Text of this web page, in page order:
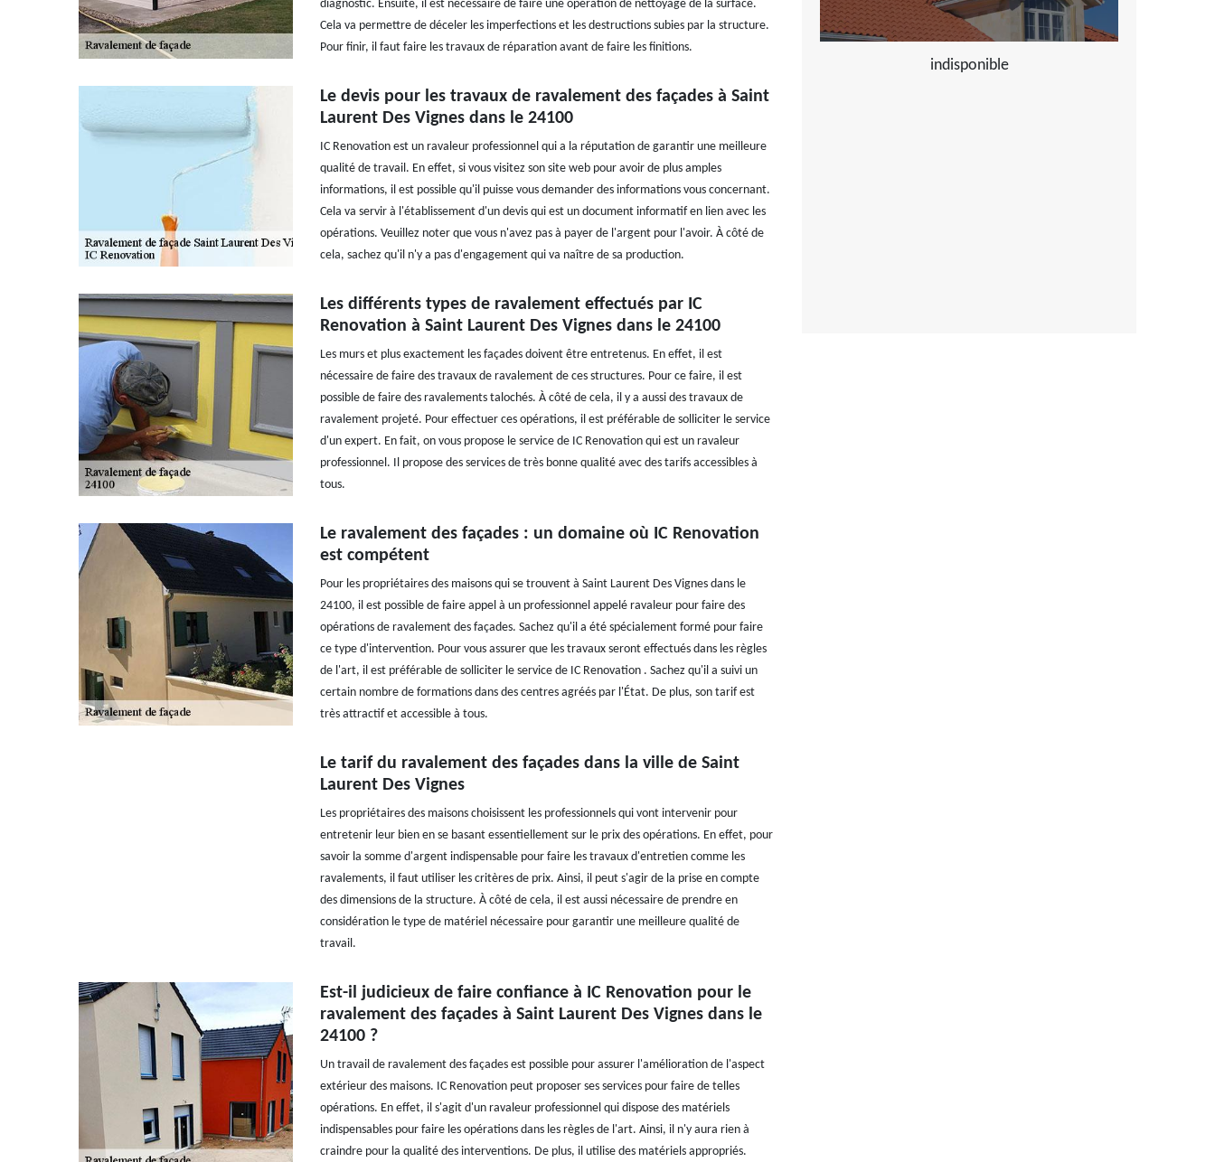
diagnostic. Ensuite, il est nécessaire de faire une opération de nettoyage de la surface.
Cela va permettre de déceler les imperfections et les destructions subies par la structure.
Pour finir, il faut faire les travaux de réparation avant de faire les finitions.
Le devis pour les travaux de ravalement des façades à Saint
Laurent Des Vignes dans le 24100
IC Renovation est un ravaleur professionnel qui a la réputation de garantir une meilleure
qualité de travail. En effet, si vous visitez son site web pour avoir de plus amples
informations, il est possible qu'il puisse vous demander des informations vous concernant.
Cela va servir à l'établissement d'un devis qui est un document informatif en lien avec les
opérations. Veuillez noter que vous n'avez pas à payer de l'argent pour l'avoir. À côté de
cela, sachez qu'il n'y a pas d'engagement qui va naître de sa production.
Les différents types de ravalement effectués par IC
Renovation à Saint Laurent Des Vignes dans le 24100
Les murs et plus exactement les façades doivent être entretenus. En effet, il est
nécessaire de faire des travaux de ravalement de ces structures. Pour ce faire, il est
possible de faire des ravalements talochés. À côté de cela, il y a aussi des travaux de
ravalement projeté. Pour effectuer ces opérations, il est préférable de solliciter le service
d'un expert. En fait, on vous propose le service de IC Renovation qui est un ravaleur
professionnel. Il propose des services de très bonne qualité avec des tarifs accessibles à
tous.
Le ravalement des façades : un domaine où IC Renovation
est compétent
Pour les propriétaires des maisons qui se trouvent à Saint Laurent Des Vignes dans le
24100, il est possible de faire appel à un professionnel appelé ravaleur pour faire des
opérations de ravalement des façades. Sachez qu'il a été spécialement formé pour faire
ce type d'intervention. Pour vous assurer que les travaux seront effectués dans les règles
de l'art, il est préférable de solliciter le service de IC Renovation . Sachez qu'il a suivi un
certain nombre de formations dans des centres agréés par l'État. De plus, son tarif est
très attractif et accessible à tous.
Le tarif du ravalement des façades dans la ville de Saint
Laurent Des Vignes
Les propriétaires des maisons choisissent les professionnels qui vont intervenir pour
entretenir leur bien en se basant essentiellement sur le prix des opérations. En effet, pour
savoir la somme d'argent indispensable pour faire les travaux d'entretien comme les
ravalements, il faut utiliser les critères de prix. Ainsi, il peut s'agir de la prise en compte
des dimensions de la structure. À côté de cela, il est aussi nécessaire de prendre en
considération le type de matériel nécessaire pour garantir une meilleure qualité de
travail.
Est-il judicieux de faire confiance à IC Renovation pour le
ravalement des façades à Saint Laurent Des Vignes dans le
24100 ?
Un travail de ravalement des façades est possible pour assurer l'amélioration de l'aspect
extérieur des maisons. IC Renovation peut proposer ses services pour faire de telles
opérations. En effet, il s'agit d'un ravaleur professionnel qui dispose des matériels
indispensables pour faire les opérations dans les règles de l'art. Ainsi, il n'y aura rien à
craindre pour la qualité des interventions. De plus, il utilise des matériels appropriés.
indisponible